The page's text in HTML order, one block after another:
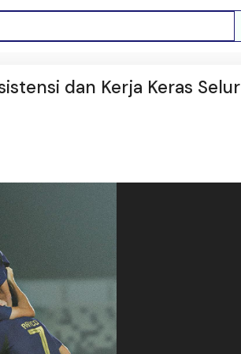
dan Kerja Keras